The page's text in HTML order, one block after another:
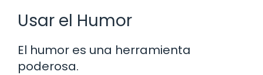
Usar el Humor
El humor es una herramienta
poderosa.